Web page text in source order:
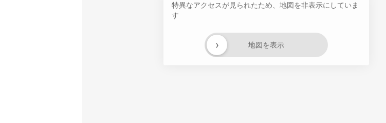
特異なアクセスが見られたため、地図を非表示にしていま
す
地図を表示
›